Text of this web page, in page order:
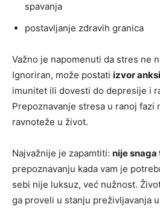
spavanja
postavljanje zdravih granica
Važno je napomenuti da stres ne
Ignoriran, može postati izvor
imunitet ili dovesti do depresije i
Prepoznavanje stresa u ranoj fazi
ravnoteže u život.
Najvažnije je zapamtiti: nije
prepoznavanju kada vam je
sebi nije luksuz, već nužnost.
ga proveli u stanju preživljavanja